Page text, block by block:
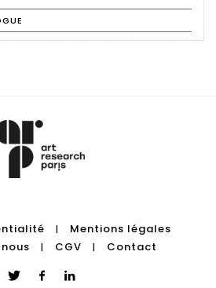
|
Mentions légales
| CGV | Contact